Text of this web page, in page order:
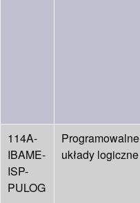
114A-
IBAME-
ISP-
PULOG
Programowalne
układy logiczne